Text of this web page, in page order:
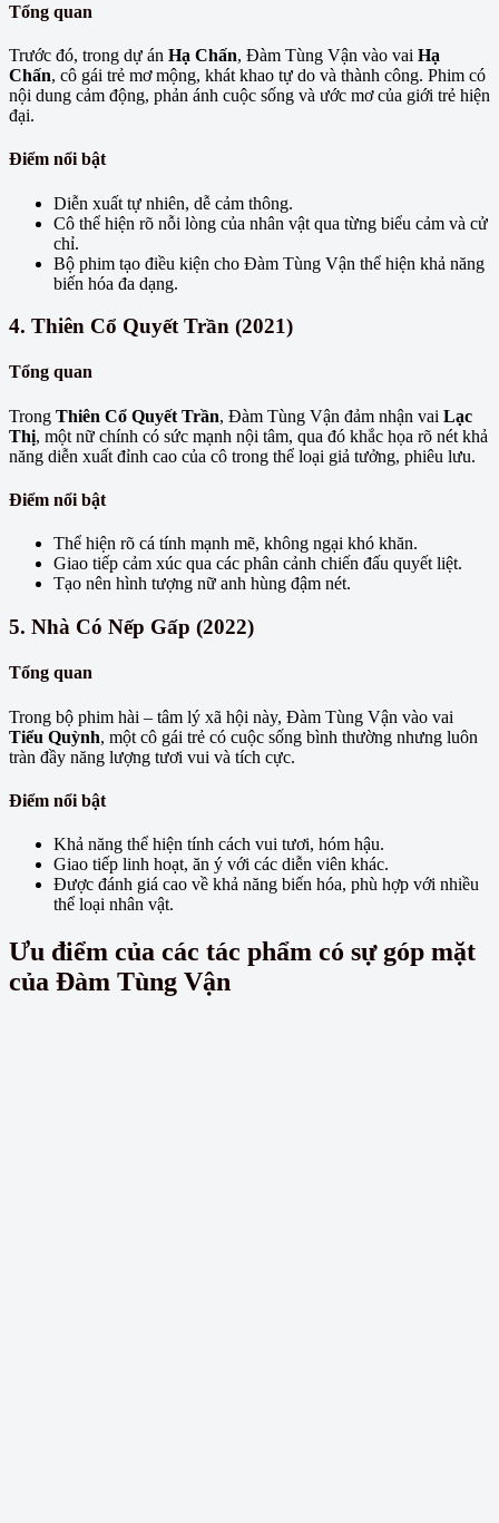
Tổng quan
Trước đó, trong dự án Hạ Chấn, Đàm Tùng Vận vào vai Hạ
Chấn, cô gái trẻ mơ mộng, khát khao tự do và thành công. Phim có
nội dung cảm động, phản ánh cuộc sống và ước mơ của giới trẻ hiện
đại.
Điểm nổi bật
Diễn xuất tự nhiên, dễ cảm thông.
Cô thể hiện rõ nỗi lòng của nhân vật qua từng biểu cảm và cử
chỉ.
Bộ phim tạo điều kiện cho Đàm Tùng Vận thể hiện khả năng
biến hóa đa dạng.
4. Thiên Cổ Quyết Trần (2021)
Tổng quan
Trong Thiên Cổ Quyết Trần, Đàm Tùng Vận đảm nhận vai Lạc
Thị, một nữ chính có sức mạnh nội tâm, qua đó khắc họa rõ nét khả
năng diễn xuất đỉnh cao của cô trong thể loại giả tưởng, phiêu lưu.
Điểm nổi bật
Thể hiện rõ cá tính mạnh mẽ, không ngại khó khăn.
Giao tiếp cảm xúc qua các phân cảnh chiến đấu quyết liệt.
Tạo nên hình tượng nữ anh hùng đậm nét.
5. Nhà Có Nếp Gấp (2022)
Tổng quan
Trong bộ phim hài – tâm lý xã hội này, Đàm Tùng Vận vào vai
Tiểu Quỳnh, một cô gái trẻ có cuộc sống bình thường nhưng luôn
tràn đầy năng lượng tươi vui và tích cực.
Điểm nổi bật
Khả năng thể hiện tính cách vui tươi, hóm hậu.
Giao tiếp linh hoạt, ăn ý với các diễn viên khác.
Được đánh giá cao về khả năng biến hóa, phù hợp với nhiều
thể loại nhân vật.
Ưu điểm của các tác phẩm có sự góp mặt
của Đàm Tùng Vận